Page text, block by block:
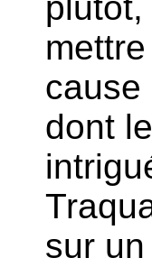
cause
dont
sur